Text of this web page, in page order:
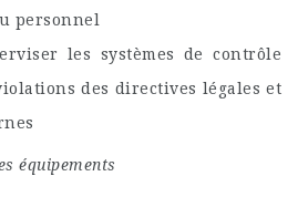
personnel
les systèmes de contrôle
des directives légales et
équipements